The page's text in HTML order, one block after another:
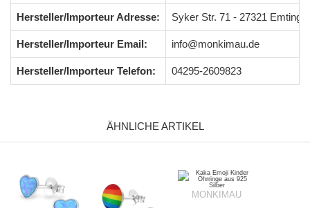
Hersteller/Importeur Adresse: Syker Str. 71 - 27321
Hersteller/Importeur Email: info@monkimau.de
Hersteller/Importeur Telefon: 04295-2609823
ÄHNLICHE ARTIKEL
MONKIMAU